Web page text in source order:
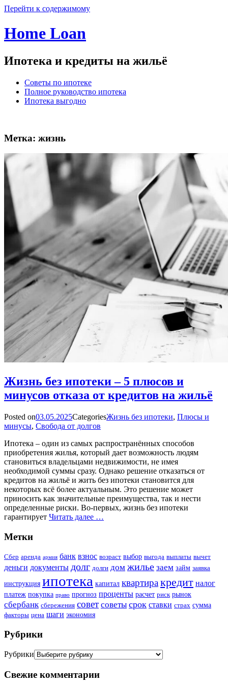
Перейти к содержимому
Home Loan
Ипотека и кредиты на жильё
Советы по ипотеке
Полное руководство ипотека
Ипотека выгодно
Метка: жизнь
Жизнь без ипотеки – 5 плюсов и
минусов отказа от кредитов на жильё
Posted on03.05.2025CategoriesЖизнь без ипотеки, Плюсы и
минусы, Свобода от долгов
Ипотека – один из самых распространённых способов
приобретения жилья, который дает возможность людям
становиться владельцами недвижимости, не имея
необходимой суммы сразу. Однако решение отказаться от
кредитов на жильё и жить без ипотеки становится для
некоторых всё более актуальным. Это решение может
приносить как значительные преимущества, так и нести
определенные риски. Во-первых, жизнь без ипотеки
гарантирует Читать далее …
Метки
Сбер аренда армия банк взнос возраст выбор выгода выплаты вычет
деньги документы долг долги дом жилье заем займ заявка
инструкция ипотека капитал квартиракредит налог
платеж покупка право прогноз проценты расчет риск рынок
сбербанк сбережения совет советы срок ставки страх сумма
факторы цена шаги экономия
Рубрики
Рубрики
Свежие комментарии